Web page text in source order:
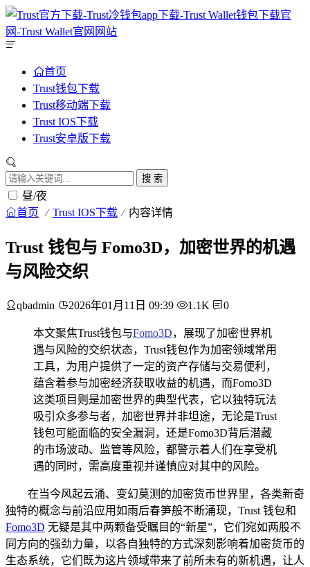
首页
Trust钱包下载
Trust移动端下载
Trust IOS下载
Trust安卓版下载
搜 索
昼/夜
首页 Trust IOS下载 内容详情
Trust 钱包与 Fomo3D，加密世界的机遇
与风险交织
qbadmin 2026年01月11日 09:39 1.1K 0
本文聚焦Trust钱包与Fomo3D，展现了加密世界机
遇与风险的交织状态，Trust钱包作为加密领域常用
工具，为用户提供了一定的资产存储与交易便利，
蕴含着参与加密经济获取收益的机遇，而Fomo3D
这类项目则是加密世界的典型代表，它以独特玩法
吸引众多参与者，加密世界并非坦途，无论是Trust
钱包可能面临的安全漏洞，还是Fomo3D背后潜藏
的市场波动、监管等风险，都警示着人们在享受机
遇的同时，需高度重视并谨慎应对其中的风险。
在当今风起云涌、变幻莫测的加密货币世界里，各类新奇
独特的概念与前沿应用如雨后春笋般不断涌现，Trust 钱包和
Fomo3D 无疑是其中两颗备受瞩目的“新星”，它们宛如两股不
同方向的强劲力量，以各自独特的方式深刻影响着加密货币的
生态系统，它们既为这片领域带来了前所未有的新机遇，让人